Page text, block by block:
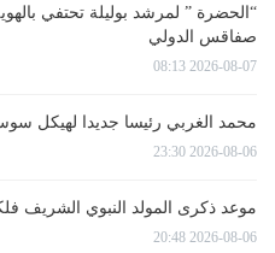
“الحضرة ” لمرشد بوليلة تحتفي
صفاقس الدولي
2026-08-07 08:13
محمد الغربي رئيسا جديدا لهيكل سوسيوس
2026-08-06 23:30
موعد ذكرى المولد النبوي الشريف
2026-08-06 20:48